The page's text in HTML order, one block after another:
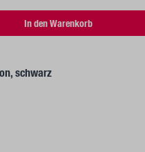
In den Warenkorb
schwarz